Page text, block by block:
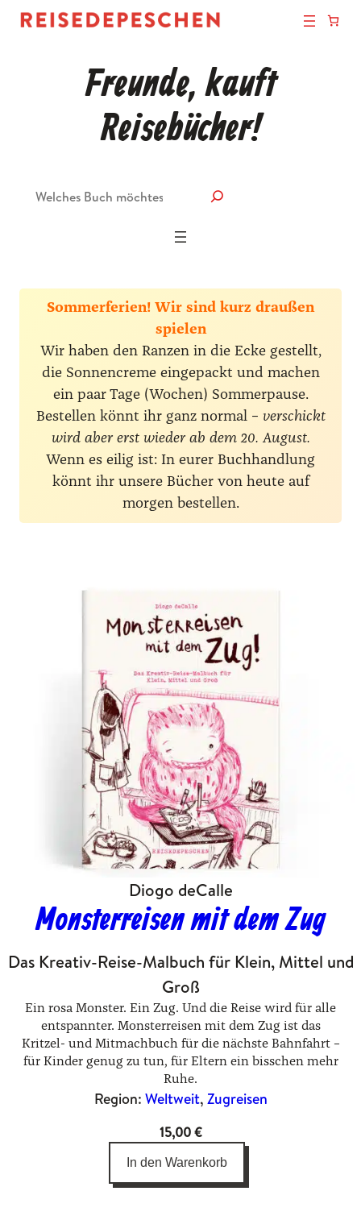
Freunde, kauft
Reisebücher!
Sommerferien! Wir sind kurz draußen
spielen
Wir haben den Ranzen in die Ecke gestellt,
die Sonnencreme eingepackt und machen
ein paar Tage (Wochen) Sommerpause.
Bestellen könnt ihr ganz normal – verschickt
wird aber erst wieder ab dem 20. August.
Wenn es eilig ist: In eurer Buchhandlung
könnt ihr unsere Bücher von heute auf
morgen bestellen.
Diogo deCalle
Monsterreisen mit dem Zug
Das Kreativ-Reise-Malbuch für Klein, Mittel und
Groß
Ein rosa Monster. Ein Zug. Und die Reise wird für alle
entspannter. Monsterreisen mit dem Zug ist das
Kritzel- und Mitmachbuch für die nächste Bahnfahrt –
für Kinder genug zu tun, für Eltern ein bisschen mehr
Ruhe.
Region: Weltweit, Zugreisen
15,00€
In den Warenkorb